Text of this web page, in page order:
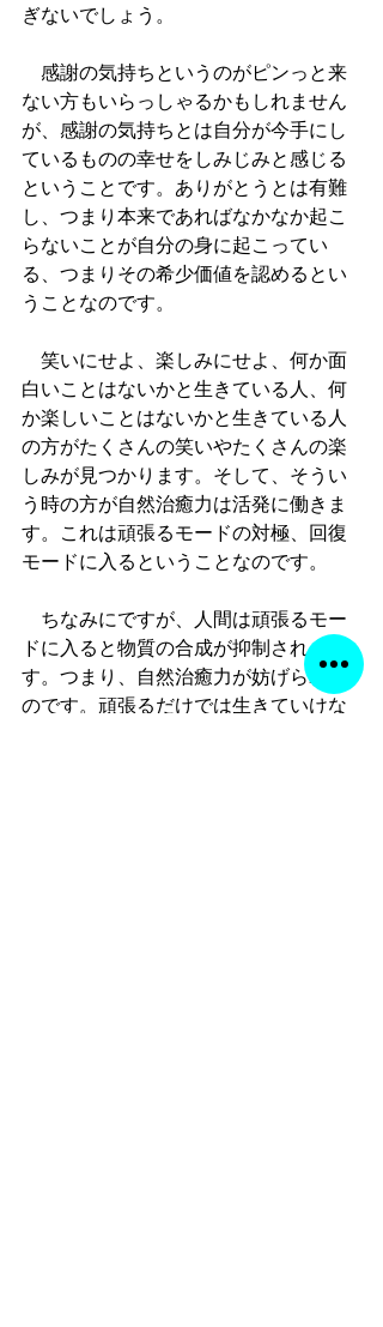
ぎないでしょう。
感謝の気持ちというのがピンっと来
ない方もいらっしゃるかもしれません
が、感謝の気持ちとは自分が今手にし
ているものの幸せをしみじみと感じる
ということです。ありがとうとは有難
し、つまり本来であればなかなか起こ
らないことが自分の身に起こってい
る、つまりその希少価値を認めるとい
うことなのです。
笑いにせよ、楽しみにせよ、何か面
白いことはないかと生きている人、何
か楽しいことはないかと生きている人
の方がたくさんの笑いやたくさんの楽
しみが見つかります。そして、そうい
う時の方が自然治癒力は活発に働きま
す。これは頑張るモードの対極、回復
モードに入るということなのです。
ちなみにですが、人間は頑張るモー
ドに入ると物質の合成が抑制されま
す。つまり、自然治癒力が妨げられる
のです。頑張るだけでは生きていけな